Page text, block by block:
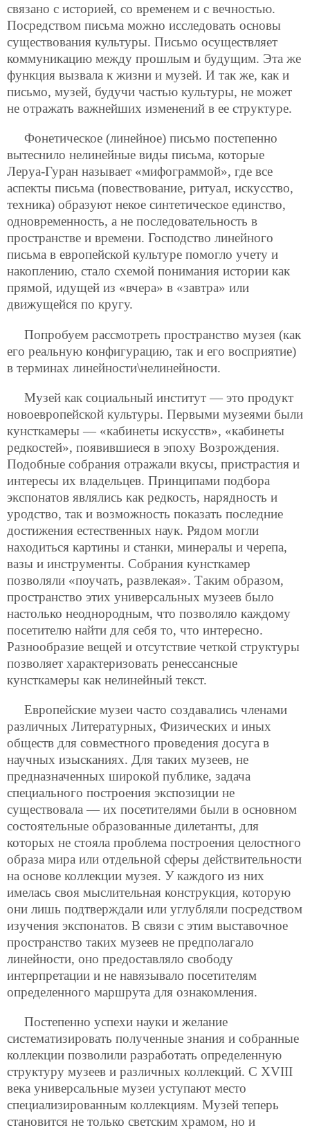
связано с историей, со временем и с вечностью.
Посредством письма можно исследовать основы
существования культуры. Письмо осуществляет
коммуникацию между прошлым и будущим. Эта же
функция вызвала к жизни и музей. И так же, как и
письмо, музей, будучи частью культуры, не может
не отражать важнейших изменений в ее структуре.
Фонетическое (линейное) письмо постепенно
вытеснило нелинейные виды письма, которые
Леруа-Гуран называет «мифограммой», где все
аспекты письма (повествование, ритуал, искусство,
техника) образуют некое синтетическое единство,
одновременность, а не последовательность в
пространстве и времени. Господство линейного
письма в европейской культуре помогло учету и
накоплению, стало схемой понимания истории как
прямой, идущей из «вчера» в «завтра» или
движущейся по кругу.
Попробуем рассмотреть пространство музея (как
его реальную конфигурацию, так и его восприятие)
в терминах линейности\нелинейности.
Музей как социальный институт — это продукт
новоевропейской культуры. Первыми музеями были
кунсткамеры — «кабинеты искусств», «кабинеты
редкостей», появившиеся в эпоху Возрождения.
Подобные собрания отражали вкусы, пристрастия и
интересы их владельцев. Принципами подбора
экспонатов являлись как редкость, нарядность и
уродство, так и возможность показать последние
достижения естественных наук. Рядом могли
находиться картины и станки, минералы и черепа,
вазы и инструменты. Собрания кунсткамер
позволяли «поучать, развлекая». Таким образом,
пространство этих универсальных музеев было
настолько неоднородным, что позволяло каждому
посетителю найти для себя то, что интересно.
Разнообразие вещей и отсутствие четкой структуры
позволяет характеризовать ренессансные
кунсткамеры как нелинейный текст.
Европейские музеи часто создавались членами
различных Литературных, Физических и иных
обществ для совместного проведения досуга в
научных изысканиях. Для таких музеев, не
предназначенных широкой публике, задача
специального построения экспозиции не
существовала — их посетителями были в основном
состоятельные образованные дилетанты, для
которых не стояла проблема построения целостного
образа мира или отдельной сферы действительности
на основе коллекции музея. У каждого из них
имелась своя мыслительная конструкция, которую
они лишь подтверждали или углубляли посредством
изучения экспонатов. В связи с этим выставочное
пространство таких музеев не предполагало
линейности, оно предоставляло свободу
интерпретации и не навязывало посетителям
определенного маршрута для ознакомления.
Постепенно успехи науки и желание
систематизировать полученные знания и собранные
коллекции позволили разработать определенную
структуру музеев и различных коллекций. С XVIII
века универсальные музеи уступают место
специализированным коллекциям. Музей теперь
становится не только светским храмом, но и